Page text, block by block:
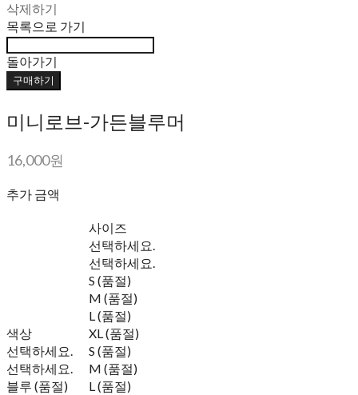
삭제하기
목록으로 가기
돌아가기
구매하기
미니로브-가든블루머
16,000원
추가 금액
색상
선택하세요.
선택하세요.
블루 (품절)
사이즈
선택하세요.
선택하세요.
S (품절)
M (품절)
L (품절)
XL (품절)
S (품절)
M (품절)
L (품절)